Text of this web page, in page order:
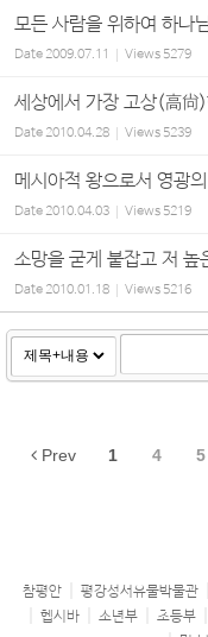
모든 사람을 위하여 하나
Date2009.07.11 Views 5279
세상에서 가장 고상(高尙
Date2010.04.28 Views 5239
메시아적 왕으로서 영광
Date2010.04.03 Views 5219
소망을 굳게 붙잡고 저 높
Date2010.01.18 Views 5216
Prev 1 4 5
참평안 평강성서유물박물관
헵시바
소년부 초등부